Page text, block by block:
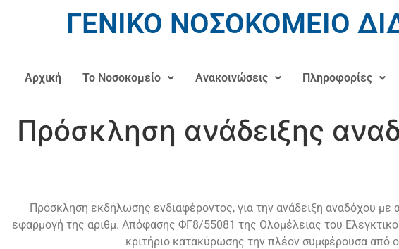
ΓΕΝΙΚΟ ΝΟΣΟΚΟΜΕΙΟ
Αρχική Το Νοσοκομείο Ανακοινώσεις Πληροφορίες
Πρόσκληση ανάδειξης
Πρόσκληση εκδήλωσης ενδιαφέροντος, για την ανάδειξη αναδόχου με
εφαρμογή της αριθμ. Απόφασης ΦΓ8/55081 της Ολομέλειας του
κριτήριο κατακύρωσης την πλέον συμφέρουσα από